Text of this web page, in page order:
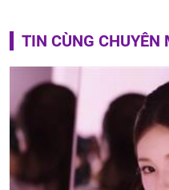
TIN CÙNG CHUYÊN